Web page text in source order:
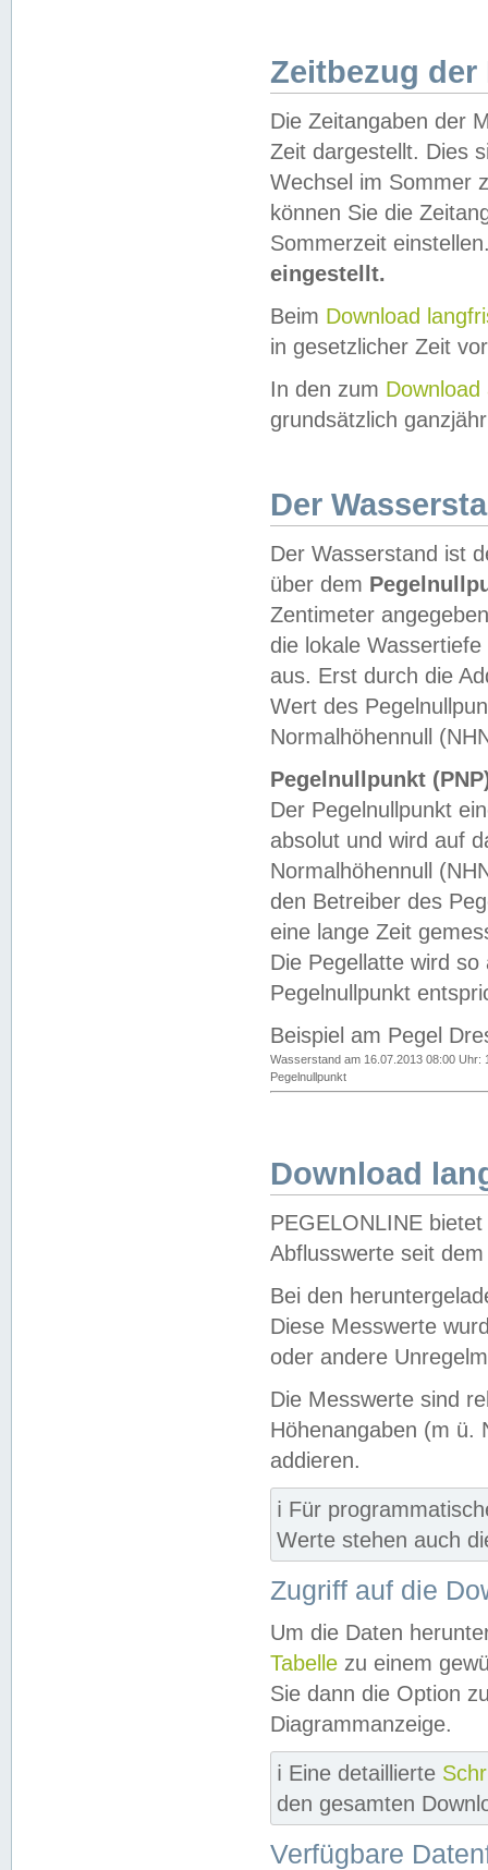
Zeitbezug der
Die Zeitangaben der
Zeit dargestellt. Dies
Wechsel im Sommer
können Sie die
Sommerzeit
eingestellt.
Beim Download
in gesetzlicher Zeit
In den zum Download
grundsätzlich
Der
Der Wasserstand ist
über dem
Zentimeter
die lokale
aus. Erst durch die
Wert des
Normalhöhennull
Pegelnullpunkt
Der Pegelnullpunkt
absolut und wird auf
Normalhöhennull
den Betreiber des
eine lange Zeit
Die Pegellatte wird
Pegelnullpunkt
Beispiel am Pegel
Wasserstand am 16.07.2013 08:00 Uhr:
Pegelnullpunkt
Download
PEGELONLINE
Abflusswerte seit
Bei den
Diese Messwerte
oder andere
Die Messwerte sind
Höhenangaben (m ü.
addieren.
ℹ️ Für
Werte stehen auch
Zugriff auf die
Um die Daten
Tabelle zu einem
Sie dann die Option
Diagrammanzeige.
ℹ️ Eine detaillierte
den gesamten
Verfügbare